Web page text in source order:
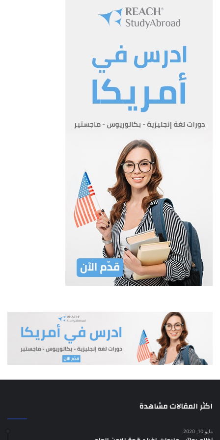
يحظر على أي شخص ممارسة اعمال البث او اعادة البث ما لم يكن
حاصلا على رخصة بذلك من الهيئة وفقاً للشروط والاحكام
المنصوص عليها في القانون و هذا النظام ، وتمنح الرخص للاعمال
التالية:-
ب- بث البرامج الاذاعية او التلفزيونية بمختلــف انواعهــا بواسطــة
الاقمــار الاصطناعيــة ( السواتل ).
ج- اعـادة بث البرامــج الاذاعية او التلفزيونيـــة التي تستقبل من
الاقمــار الاصطناعيــــة لتغطية معظم محافظات المملكة
د- بث البرامج الاذاعية او التلفزيونية باستخدام وصلة ميكروية واحدة
او اكثر بين موقعين.
هـ- بث البرامـــج التلفزيونيــــــة بواسطة محطة ارضية متنقلة (
SNG) عبر الاقمار الاصطناعية لغاية الاستخدام المؤقت.
و- بث المواد الاخبارية التلفزيونية باستخدام نظام الهاتف المرئي
(VIDEOPHONE ) عبر الاقمار الاصطناعية.
التي لا يمكن متابعة برامجها الا من مشتركين مجهزين
تقنياً لهذه الغاية شريطة ان تكون هذه الانظمة مرخصة وفقاً لاحكام
قانون الاتصالات النافذ المفعول 0
ح- بث البرامج الاذاعية بواسطة وحدة اذاعيـة متنقلــة عبـــر الاقمــار
الاصطناعيــة لغاية الاستخدام المؤقت.
ي- أي اعمال اخرى للبث او اعادة البث الاذاعي او التلفزيوني تقرر
اكثر المقالات مشاهدة
مايو 10, 2020